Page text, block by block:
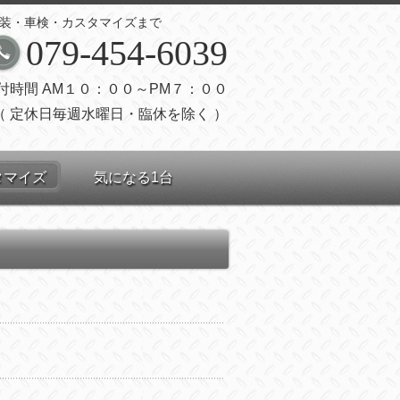
・車検・カスタマイズまで
079-454-6039
時間 AM１０：００～PM７：００
定休日毎週水曜日・臨休を除く ）
マイズ 気になる1台